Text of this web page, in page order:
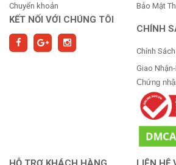
Chuyển khoản
KẾT NỐI VỚI CHÚNG TÔI
Bảo Mật
CHÍNH
Chính
Giao
Chứng